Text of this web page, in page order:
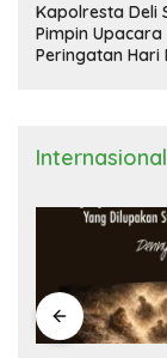
Kapolresta Deli
Pimpin Upacara
Peringatan Hari
Internasional